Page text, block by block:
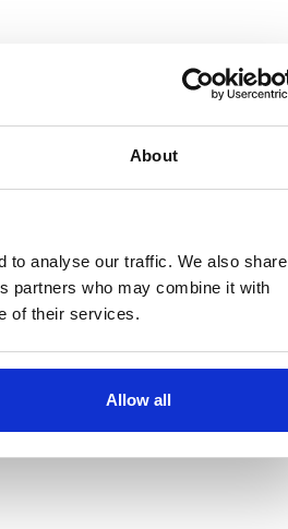
About
to analyse our traffic. We also share
partners who may combine it with
of their services.
Allow all